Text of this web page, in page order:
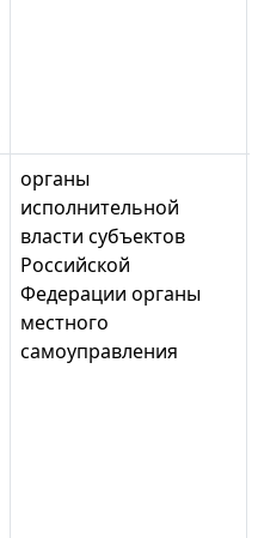
органы
исполнительной
власти субъектов
Российской
Федерации органы
местного
самоуправления